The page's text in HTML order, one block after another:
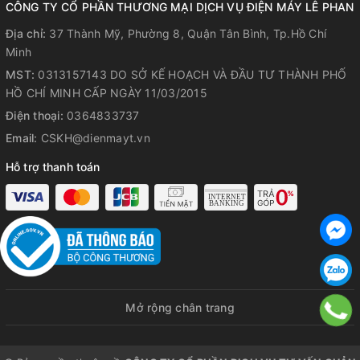
Không chỉ thế,nồi gang RK24-RD được thiết kế sử dụng
bếp hồng ngoại hay thậm chí là bếp than, giúp cho công
việc nội trợ của chị em trở nên nhẹ nhàng và nhanh chóng
hơn.
CÔNG TY CỔ PHẦN THƯƠNG MẠI DỊCH VỤ ĐIỆN MÁY LÊ PHAN
Địa chỉ: 37 Thành Mỹ, Phường 8, Quận Tân Bình, Tp.Hồ Chí
Minh
MST: 0313157143 DO SỞ KẾ HOẠCH VÀ ĐẦU TƯ THÀNH PHỐ
HỒ CHÍ MINH CẤP NGÀY 11/03/2015
Điện thoại: 0364833737
Email: CSKH@dienmayt.vn
Hỗ trợ thanh toán
Mở rộng chân trang